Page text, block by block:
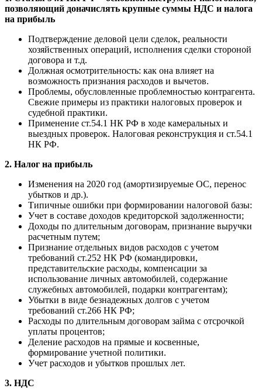
позволяющий доначислять крупные суммы НДС и налога
на прибыль
Подтверждение деловой цели сделок, реальности
хозяйственных операций, исполнения сделки стороной
договора и т.д.
Должная осмотрительность: как она влияет на
возможность признания расходов и вычетов.
Проблемы, обусловленные проблемностью контрагента.
Свежие примеры из практики налоговых проверок и
судебной практики.
Применение ст.54.1 НК РФ в ходе камеральных и
выездных проверок. Налоговая реконструкция и ст.54.1
НК РФ.
2. Налог на прибыль
Изменения на 2020 год (амортизируемые ОС, перенос
убытков и др.).
Типичные ошибки при формировании налоговой базы:
Учет в составе доходов кредиторской задолженности;
Доходы по длительным договорам, признание выручки
расчетным путем;
Признание отдельных видов расходов с учетом
требований ст.252 НК РФ (командировки,
представительские расходы, компенсации за
использование личных автомобилей, содержание
служебных автомобилей, подарки контрагентам);
Убытки в виде безнадежных долгов с учетом
требований ст.266 НК РФ;
Расходы по длительным договорам займа с отсрочкой
уплаты процентов;
Деление расходов на прямые и косвенные,
формирование учетной политики.
Учет расходов и убытков прошлых лет.
3. НДС